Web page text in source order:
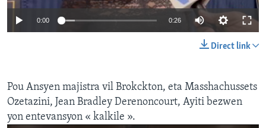
0:00 0:26
Direct link
Pou Ansyen majistra vil Brokckton, eta Masshachussets
Ozetazini, Jean Bradley Derenoncourt, Ayiti bezwen
yon entevansyon « kalkile ».